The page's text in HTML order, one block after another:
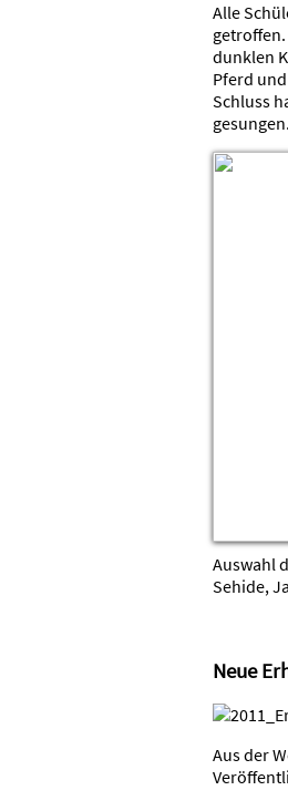
Alle
dunklen
Pferd
Schluss
Auswahl
Special
Gestartet
Um 9:20
noch 5
Nach